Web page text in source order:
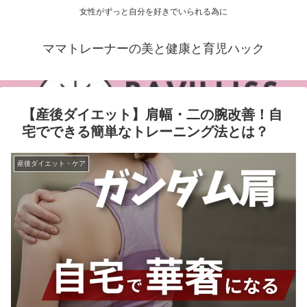
女性がずっと自分を好きでいられる為に
ママトレーナーの美と健康と育児ハック
【産後ダイエット】肩幅・二の腕改善！自
宅でできる簡単なトレーニング法とは？
産後ダイエット・ケア